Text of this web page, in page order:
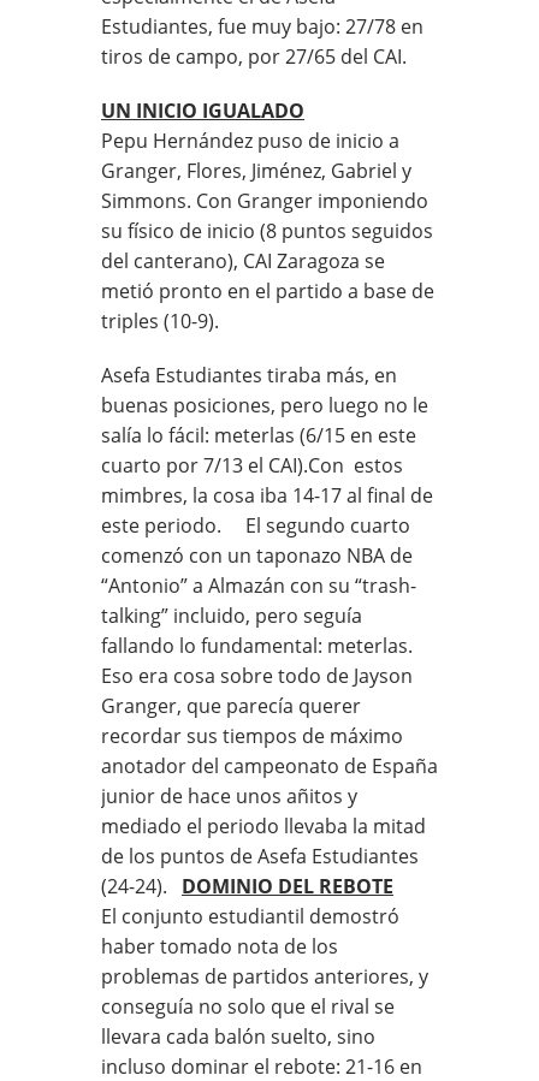
Estudiantes, fue muy bajo: 27/78 en
tiros de campo, por 27/65 del CAI.
UN INICIO IGUALADO
Pepu Hernández puso de inicio a
Granger, Flores, Jiménez, Gabriel y
Simmons. Con Granger imponiendo
su físico de inicio (8 puntos seguidos
del canterano), CAI Zaragoza se
metió pronto en el partido a base de
triples (10-9).
Asefa Estudiantes tiraba más, en
buenas posiciones, pero luego no le
salía lo fácil: meterlas (6/15 en este
cuarto por 7/13 el CAI).Con estos
mimbres, la cosa iba 14-17 al final de
este periodo. El segundo cuarto
comenzó con un taponazo NBA de
“Antonio” a Almazán con su “trash-
talking” incluido, pero seguía
fallando lo fundamental: meterlas.
Eso era cosa sobre todo de Jayson
Granger, que parecía querer
recordar sus tiempos de máximo
anotador del campeonato de España
junior de hace unos añitos y
mediado el periodo llevaba la mitad
de los puntos de Asefa Estudiantes
(24-24). DOMINIO DEL REBOTE
El conjunto estudiantil demostró
haber tomado nota de los
problemas de partidos anteriores, y
conseguía no solo que el rival se
llevara cada balón suelto, sino
incluso dominar el rebote: 21-16 en